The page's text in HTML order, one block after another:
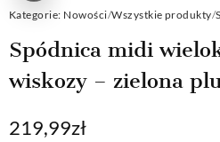
Kategorie: Nowości/Wszystkie produkty/
Spódnica midi
wiskozy – zielona
219,99zł